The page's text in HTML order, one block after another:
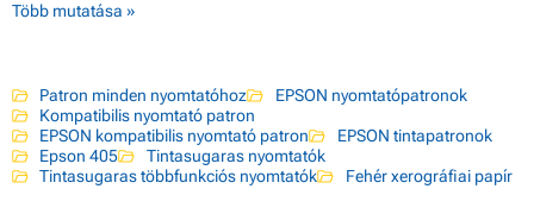
Több mutatása »
Patron minden nyomtatóhoz
EPSON nyomtatópatronok
Kompatibilis nyomtató patron
EPSON kompatibilis nyomtató patron
EPSON tintapatronok
Epson 405
Tintasugaras nyomtatók
Tintasugaras többfunkciós nyomtatók
Fehér xerográfiai papír